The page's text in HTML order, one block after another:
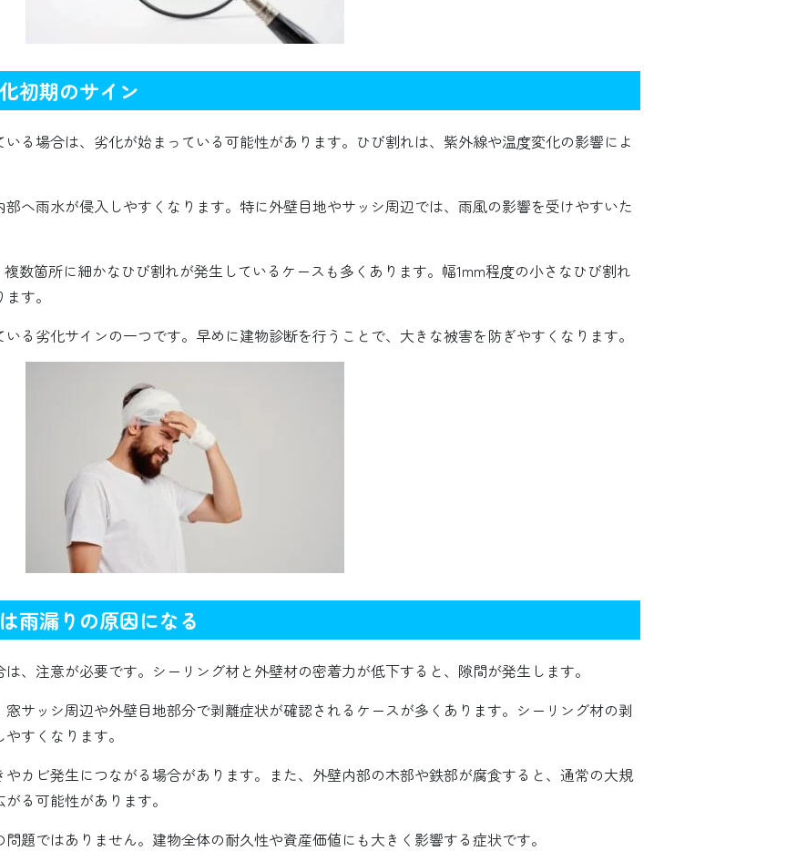
初期のサイン
る場合は、劣化が始まっている可能性があります。ひび割れは、紫外線や温度変化の影響によ
へ雨水が侵入しやすくなります。特に外壁目地やサッシ周辺では、雨風の影響を受けやすいた
数箇所に細かなひび割れが発生しているケースも多くあります。幅1mm程度の小さなひび割れ
す。
る劣化サインの一つです。早めに建物診断を行うことで、大きな被害を防ぎやすくなります。
雨漏りの原因になる
、注意が必要です。シーリング材と外壁材の密着力が低下すると、隙間が発生します。
サッシ周辺や外壁目地部分で剥離症状が確認されるケースが多くあります。シーリング材の剥
すくなります。
カビ発生につながる場合があります。また、外壁内部の木部や鉄部が腐食すると、通常の大規
る可能性があります。
題ではありません。建物全体の耐久性や資産価値にも大きく影響する症状です。